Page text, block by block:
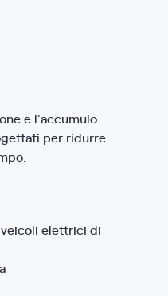
e l'accumulo
per ridurre
elettrici di